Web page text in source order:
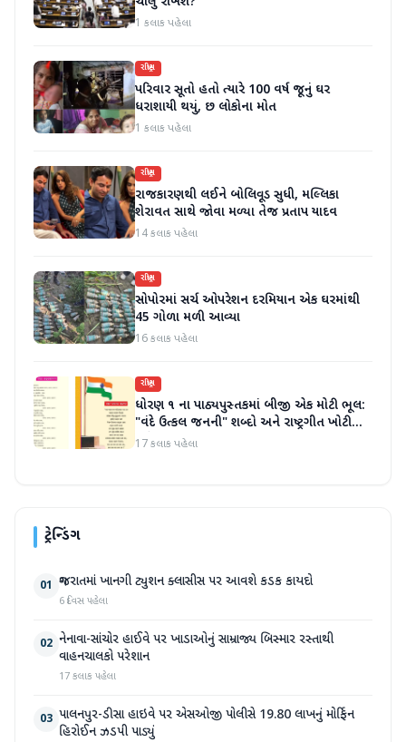
1 કલાક પહેલા
રાષ્ટ્રીય
પરિવાર સૂતો હતો ત્યારે 100 વર્ષ જૂનું ઘર
ધરાશાયી થયું, છ લોકોના મોત
1 કલાક પહેલા
રાષ્ટ્રીય
રાજકારણથી લઈને બોલિવૂડ સુધી, મલ્લિકા
શેરાવત સાથે જોવા મળ્યા તેજ પ્રતાપ યાદવ
14 કલાક પહેલા
રાષ્ટ્રીય
સોપોરમાં સર્ચ ઓપરેશન દરમિયાન એક ઘરમાંથી
45 ગોળા મળી આવ્યા
16 કલાક પહેલા
રાષ્ટ્રીય
ધોરણ ૧ ના પાઠ્યપુસ્તકમાં બીજી એક મોટી ભૂલ:
"વંદે ઉત્કલ જનની" શબ્દો અને રાષ્ટ્રગીત ખોટી
રીતે છાપવામાં આવ્યા
17 કલાક પહેલા
ટ્રેન્ડિંગ
01 ગુજરાતમાં ખાનગી ટ્યુશન ક્લાસીસ પર આવશે કડક કાયદો
6 દિવસ પહેલા
02 નેનાવા-સાંચોર હાઈવે પર ખાડાઓનું સામ્રાજ્ય બિસ્માર રસ્તાથી
વાહનચાલકો પરેશાન
17 કલાક પહેલા
03 પાલનપુર-ડીસા હાઇવે પર એસઓજી પોલીસે 19.80 લાખનું મોર્ફિન
હિરોઈન ઝડપી પાડ્યું